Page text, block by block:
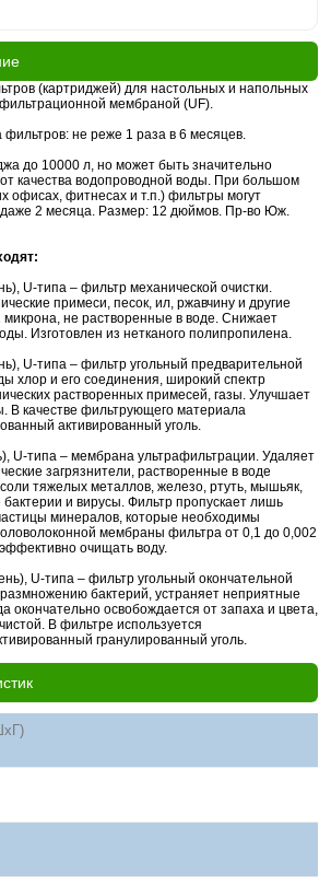
(картриджей) для настольных и напольных
мембраной (UF).
не реже 1 раза в 6 месяцев.
до 10000 л, но может быть значительно
качества водопроводной воды. При большом
офисах, фитнесах и т.п.) фильтры могут
даже 2 месяца. Размер: 12 дюймов. Пр-во Юж.
U-типа – фильтр механической очистки.
примеси, песок, ил, ржавчину и другие
не растворенные в воде. Снижает
Изготовлен из нетканого полипропилена.
U-типа – фильтр угольный предварительной
хлор и его соединения, широкий спектр
растворенных примесей, газы. Улучшает
В качестве фильтрующего материала
активированный уголь.
U-типа – мембрана ультрафильтрации. Удаляет
загрязнители, растворенные в воде
тяжелых металлов, железо, ртуть, мышьяк,
бактерии и вирусы. Фильтр пропускает лишь
минералов, которые необходимы
мембраны фильтра от 0,1 до 0,002
очищать воду.
U-типа – фильтр угольный окончательной
бактерий, устраняет неприятные
окончательно освобождается от запаха и цвета,
В фильтре используется
гранулированный уголь.